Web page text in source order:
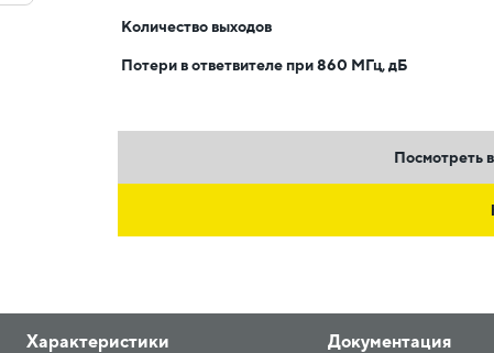
Количество выходов
Потери в ответвителе при 860 МГц, дБ
Посмотреть
Характеристики Документация